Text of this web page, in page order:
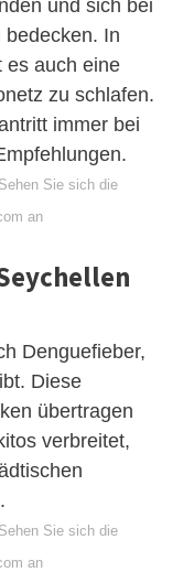
und sich bei
bedecken. In
es auch eine
zu schlafen.
immer bei
Sehen Sie sich die
an
Denguefieber,
Diese
übertragen
verbreitet,
Sehen Sie sich die
an